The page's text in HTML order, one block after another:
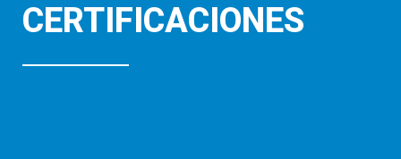
CERTIFICACIONES